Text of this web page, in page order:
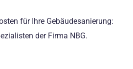
für Ihre Gebäudesanierung:
der Firma NBG.